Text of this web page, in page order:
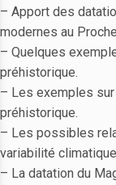
– Apport des
modernes au
– Quelques
préhistorique.
– Les exemples
préhistorique.
– Les possibles
variabilité
– La datation du